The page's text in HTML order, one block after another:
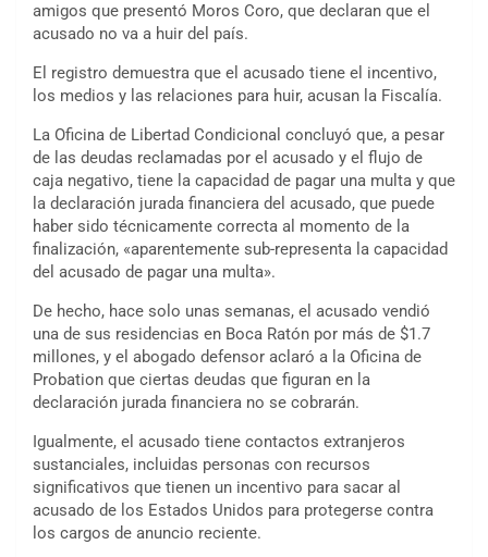
amigos que presentó Moros Coro, que declaran que el
acusado no va a huir del país.
El registro demuestra que el acusado tiene el incentivo,
los medios y las relaciones para huir, acusan la Fiscalía.
La Oficina de Libertad Condicional concluyó que, a pesar
de las deudas reclamadas por el acusado y el flujo de
caja negativo, tiene la capacidad de pagar una multa y que
la declaración jurada financiera del acusado, que puede
haber sido técnicamente correcta al momento de la
finalización, «aparentemente sub-representa la capacidad
del acusado de pagar una multa».
De hecho, hace solo unas semanas, el acusado vendió
una de sus residencias en Boca Ratón por más de $1.7
millones, y el abogado defensor aclaró a la Oficina de
Probation que ciertas deudas que figuran en la
declaración jurada financiera no se cobrarán.
Igualmente, el acusado tiene contactos extranjeros
sustanciales, incluidas personas con recursos
significativos que tienen un incentivo para sacar al
acusado de los Estados Unidos para protegerse contra
los cargos de anuncio reciente.